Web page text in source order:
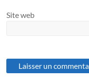
Site web